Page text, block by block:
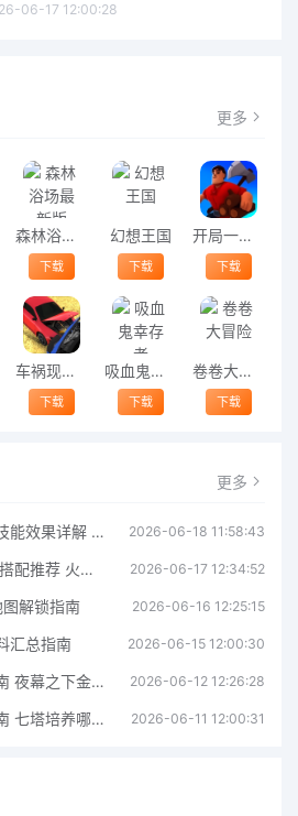
06-17 12:00:28
更多
森林浴场最新版
下载
幻想王国
下载
开局一把斧头手游
下载
车祸现场模拟器游戏免费版
下载
吸血鬼幸存者
下载
卷卷大冒险
下载
更多
三角洲行动干员液氮技能效果详解 三角洲行动干员液氮技能介绍 2026-06-18 11:58:43
火线战姬T0强度阵容搭配推荐 火线战姬T0强度阵容哪个好 2026-06-17 12:34:52
解锁指南 2026-06-16 12:25:15
汇总指南 2026-06-15 12:00:30
夜幕之下金砖获取指南 夜幕之下金砖获取方法 2026-06-12 12:26:28
七塔培养英雄推荐指南 七塔培养哪个英雄好 2026-06-11 12:00:31